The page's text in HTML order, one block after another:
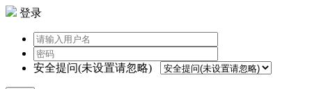
登录
安全提问(未设置请忽略)